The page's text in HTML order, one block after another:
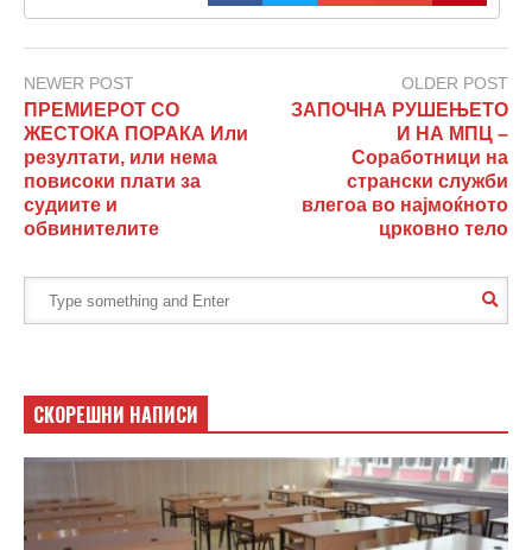
NEWER POST
ПРЕМИЕРОТ СО
ЖЕСТОКА ПОРАКА Или
резултати, или нема
повисоки плати за
судиите и
обвинителите
OLDER POST
ЗАПОЧНА РУШЕЊЕТО
И НА МПЦ –
Соработници на
странски служби
влегоа во најмоќното
црковно тело
СКОРЕШНИ НАПИСИ